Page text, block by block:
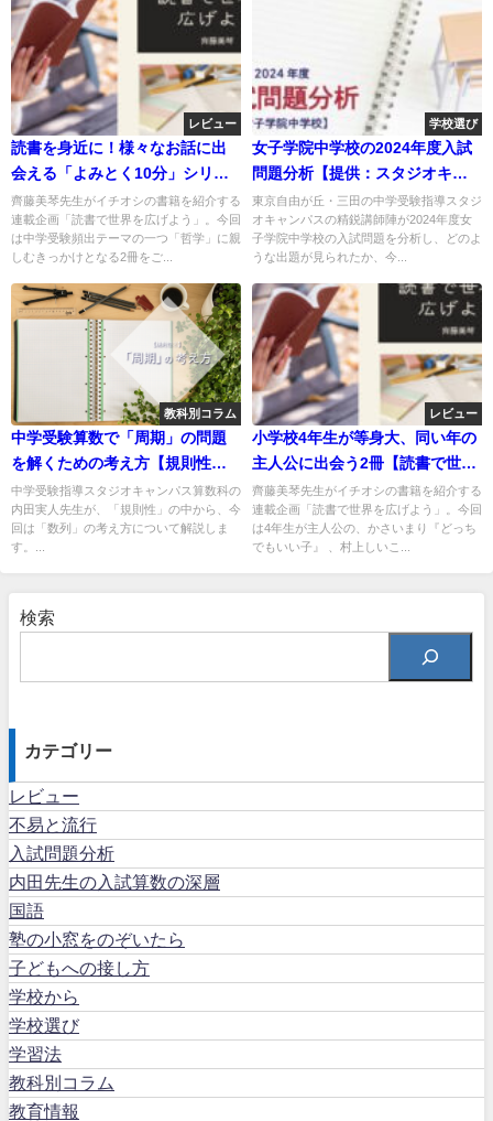
レビュー
読書を身近に！様々なお話に出
会える「よみとく10分」シリー
ズ
齊藤美琴先生がイチオシの書籍を紹介する
連載企画「読書で世界を広げよう」。今回
は中学受験頻出テーマの一つ「哲学」に親
しむきっかけとなる2冊をご...
学校選び
女子学院中学校の2024年度入試
問題分析【提供：スタジオキャ
ンパス】
東京自由が丘・三田の中学受験指導スタジ
オキャンパスの精鋭講師陣が2024年度女
子学院中学校の入試問題を分析し、どのよ
うな出題が見られたか、今...
教科別コラム
中学受験算数で「周期」の問題
を解くための考え方【規則性
②】
中学受験指導スタジオキャンパス算数科の
内田実人先生が、「規則性」の中から、今
回は「数列」の考え方について解説しま
す。...
レビュー
小学校4年生が等身大、同い年の
主人公に出会う2冊【読書で世界
を広げよう】
齊藤美琴先生がイチオシの書籍を紹介する
連載企画「読書で世界を広げよう」。今回
は4年生が主人公の、かさいまり『どっち
でもいい子』 、村上しいこ...
検索
カテゴリー
レビュー
不易と流行
入試問題分析
内田先生の入試算数の深層
国語
塾の小窓をのぞいたら
子どもへの接し方
学校から
学校選び
学習法
教科別コラム
教育情報